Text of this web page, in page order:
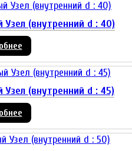
Узел (внутренний d : 40)
Узел (внутренний d : 45)